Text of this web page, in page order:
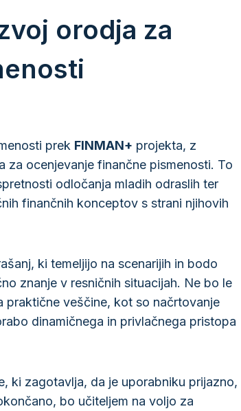
orodja za
prek FINMAN+ projekta, z
za ocenjevanje finančne pismenosti. To
odločanja mladih odraslih ter
finančnih konceptov s strani njihovih
ki temeljijo na scenarijih in bodo
znanje v resničnih situacijah. Ne bo le
praktične veščine, kot so načrtovanje
dinamičnega in privlačnega pristopa
ki zagotavlja, da je uporabniku prijazno,
bo učiteljem na voljo za